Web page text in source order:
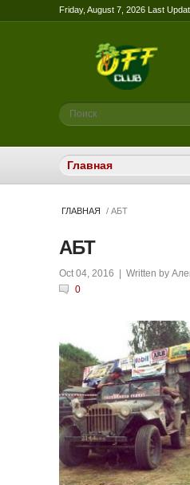
Friday, August 7, 2026 Last
Форма поиска
Поиск
ГЛАВНАЯ / АБТ
АБТ
Oct 04, 2016 | Written by
0